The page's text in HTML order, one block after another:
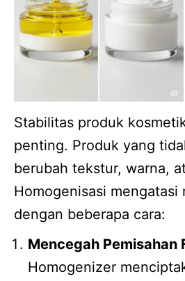
Stabilitas produk
penting. Produk yang
berubah tekstur, warna,
Homogenisasi mengatasi
dengan beberapa cara:
Mencegah Pemisahan
Homogenizer